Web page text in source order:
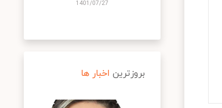
1401/07/27
بروزترین اخبار ها